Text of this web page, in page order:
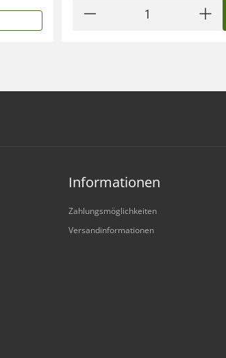
Informationen
Zahlungsmöglichkeiten
Versandinformationen